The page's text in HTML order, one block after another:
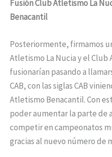
Fusión Club Atletismo La
Benacantil
Posteriormente, firmamos
Atletismo La Nucia y el
fusionarían pasando a
CAB, con las siglas CAB
Atletismo Benacantil. Con
poder aumentar la parte de
competir en campeonatos
gracias al nuevo número de